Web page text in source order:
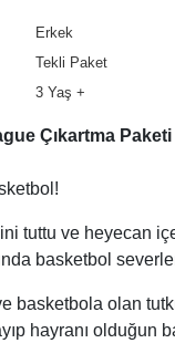
Erkek
Tekli Paket
3 Yaş +
Çıkartma
tuttu ve heyecan
basketbol
basketbola olan
hayranı olduğun